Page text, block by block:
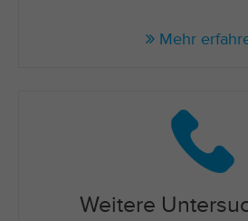
Mehr
Weitere